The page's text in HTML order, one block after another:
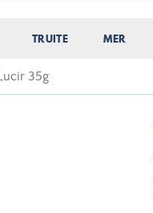
TRUITE MER
35g